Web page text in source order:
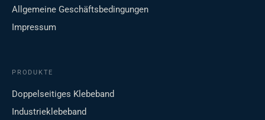
Allgemeine Geschäftsbedingungen
Impressum
PRODUKTE
Doppelseitiges Klebeband
Industrieklebeband